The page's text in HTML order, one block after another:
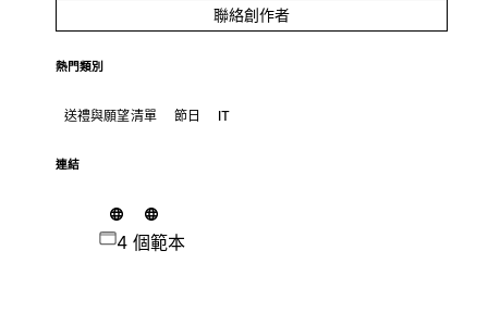
聯絡創作者
熱門類別
送禮與願望清單 節日 IT
連結
4 個範本